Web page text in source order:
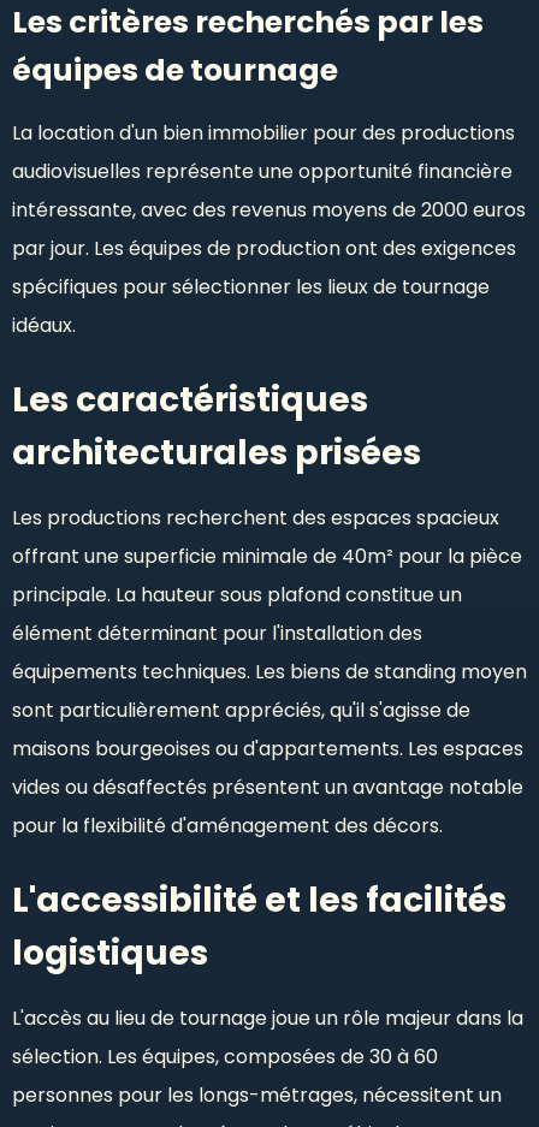
Les critères recherchés par les
équipes de tournage
La location d'un bien immobilier pour des productions
audiovisuelles représente une opportunité financière
intéressante, avec des revenus moyens de 2000 euros
par jour. Les équipes de production ont des exigences
spécifiques pour sélectionner les lieux de tournage
idéaux.
Les caractéristiques
architecturales prisées
Les productions recherchent des espaces spacieux
offrant une superficie minimale de 40m² pour la pièce
principale. La hauteur sous plafond constitue un
élément déterminant pour l'installation des
équipements techniques. Les biens de standing moyen
sont particulièrement appréciés, qu'il s'agisse de
maisons bourgeoises ou d'appartements. Les espaces
vides ou désaffectés présentent un avantage notable
pour la flexibilité d'aménagement des décors.
L'accessibilité et les facilités
logistiques
L'accès au lieu de tournage joue un rôle majeur dans la
sélection. Les équipes, composées de 30 à 60
personnes pour les longs-métrages, nécessitent un